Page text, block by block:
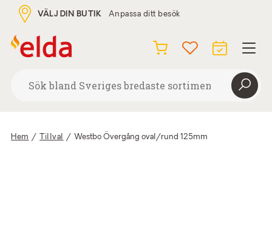
VÄLJ DIN BUTIK Anpassa ditt besök
Hem / Tillval / Westbo Övergång oval/rund 125mm